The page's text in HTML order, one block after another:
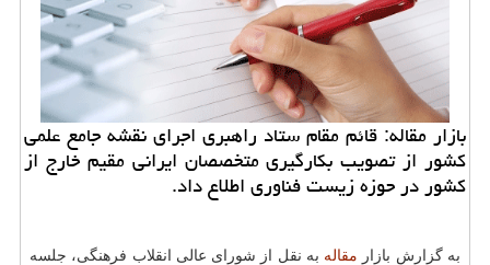
بازار مقاله: قائم مقام ستاد راهبری اجرای نقشه جامع علمی
كشور از تصویب بكارگیری متخصصان ایرانی مقیم خارج از
كشور در حوزه زیست فناوری اطلاع داد.
به گزارش بازار مقاله به نقل از شورای عالی انقلاب فرهنگی، جلسه